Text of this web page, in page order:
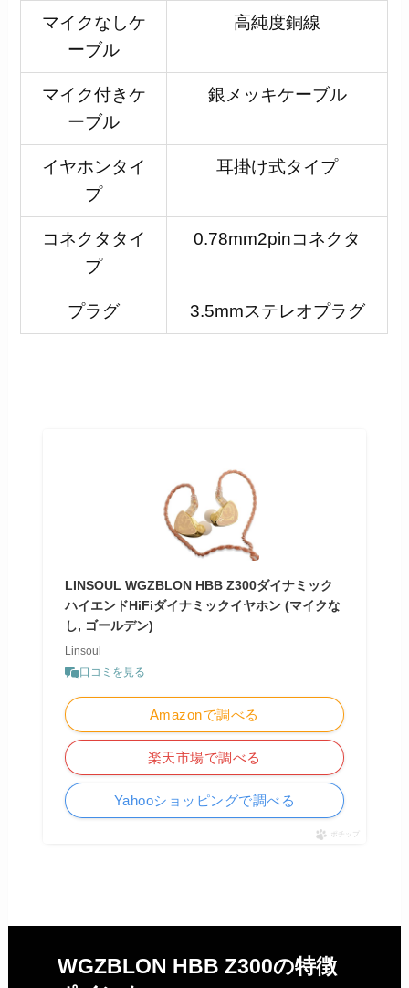
マイクなしケ
ーブル
高純度銅線
マイク付きケ
ーブル
銀メッキケーブル
イヤホンタイ
プ
耳掛け式タイプ
コネクタタイ
プ
0.78mm2pinコネクタ
プラグ 3.5mmステレオプラグ
LINSOUL WGZBLON HBB Z300ダイナミック
ハイエンドHiFiダイナミックイヤホン (マイクな
し, ゴールデン)
Linsoul
口コミを見る
Amazonで調べる
楽天市場で調べる
Yahooショッピングで調べる
ポチップ
WGZBLON HBB Z300の特徴